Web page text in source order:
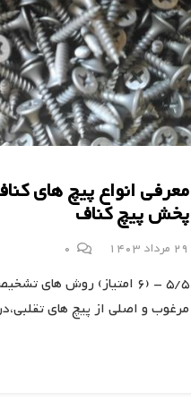
معرفی انواع پیچ های
پخش پیچ کناف
29 مرداد 1403 0
5/5 - (6 امتیاز) روش های
مرغوب و اصلی از پیچ های